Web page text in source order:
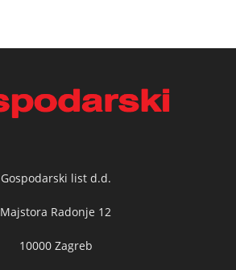
Gospodarski list d.d.
Majstora Radonje 12
10000 Zagreb